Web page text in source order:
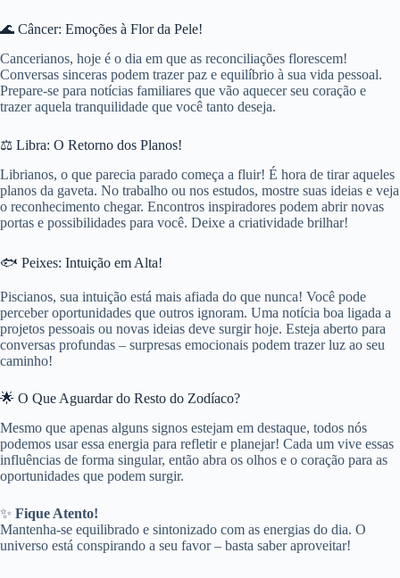
🌊 Câncer: Emoções à Flor da Pele!
Cancerianos, hoje é o dia em que as reconciliações florescem!
Conversas sinceras podem trazer paz e equilíbrio à sua vida pessoal.
Prepare-se para notícias familiares que vão aquecer seu coração e
trazer aquela tranquilidade que você tanto deseja.
⚖️ Libra: O Retorno dos Planos!
Librianos, o que parecia parado começa a fluir! É hora de tirar aqueles
planos da gaveta. No trabalho ou nos estudos, mostre suas ideias e veja
o reconhecimento chegar. Encontros inspiradores podem abrir novas
portas e possibilidades para você. Deixe a criatividade brilhar!
🐟 Peixes: Intuição em Alta!
Piscianos, sua intuição está mais afiada do que nunca! Você pode
perceber oportunidades que outros ignoram. Uma notícia boa ligada a
projetos pessoais ou novas ideias deve surgir hoje. Esteja aberto para
conversas profundas – surpresas emocionais podem trazer luz ao seu
caminho!
🌟 O Que Aguardar do Resto do Zodíaco?
Mesmo que apenas alguns signos estejam em destaque, todos nós
podemos usar essa energia para refletir e planejar! Cada um vive essas
influências de forma singular, então abra os olhos e o coração para as
oportunidades que podem surgir.
✨ Fique Atento!
Mantenha-se equilibrado e sintonizado com as energias do dia. O
universo está conspirando a seu favor – basta saber aproveitar!